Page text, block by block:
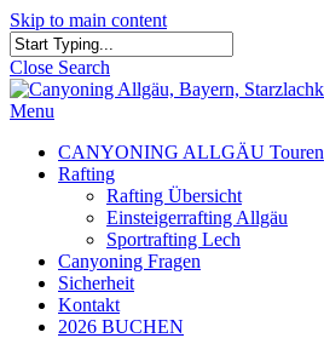
Skip to main content
Close Search
Menu
CANYONING ALLGÄU Touren
Rafting
Rafting Übersicht
Einsteigerrafting Allgäu
Sportrafting Lech
Canyoning Fragen
Sicherheit
Kontakt
2026 BUCHEN